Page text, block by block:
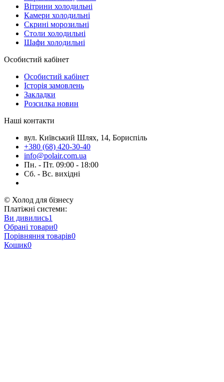
Вітрини холодильні
Камери холодильні
Скрині морозильні
Столи холодильні
Шафи холодильні
Особистий кабінет
Особистий кабінет
Історія замовлень
Закладки
Розсилка новин
Наші контакти
вул. Київський Шлях, 14, Бориспіль
+380 (68) 420-30-40
info@polair.com.ua
Пн. - Пт. 09:00 - 18:00
Сб. - Вс. вихідні
© Холод для бізнесу
Платіжні системи:
Ви дивились1
Обрані товари0
Порівняння товарів0
Кошик0